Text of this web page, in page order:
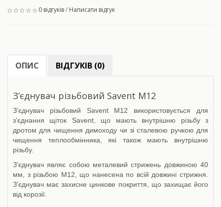
0 відгуків/ Написати відгук
ОПИС ВІДГУКІВ (0)
З’єднувач різьбовий Savent М12
З’єднувач різьбовий Savent М12 використовується для
з’єднання щіток Savent, що мають внутрішню різьбу з
дротом для чищення димоходу чи зі сталевою ручкою для
чищення теплообмінника, які також мають внутрішню
різьбу.
З’єднувач являє собою металевий стрижень довжиною 40
мм, з різьбою М12, що нанесена по всій довжині стрижня.
З’єднувач має захисне цинкове покриття, що захищає його
від корозії.